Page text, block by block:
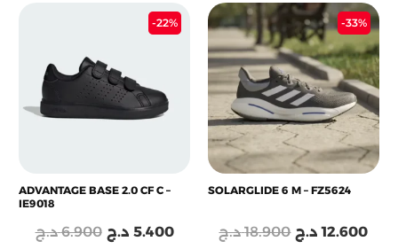
-22%
ADVANTAGE BASE 2.0 CF C –
IE9018
6.900 د.ج
était :
5.400 د.ج
Le
prix
actuel
5.400 د.ج.
-33%
SOLARGLIDE 6 M – FZ5624
18.900 د.ج
Le
prix
initial
était :
18.900 د.ج.
12.600 د.ج
Le
prix
est :